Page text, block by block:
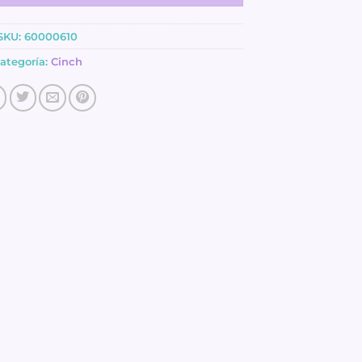
60000610
Cinch